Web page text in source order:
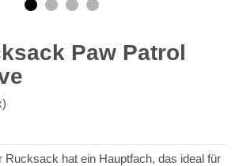
Paw Patrol
Rucksack hat ein Hauptfach, das ideal für